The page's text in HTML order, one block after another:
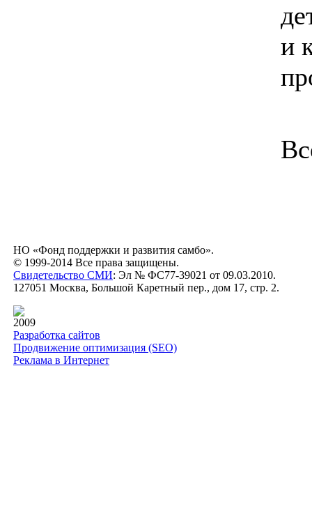
и
НО «Фонд поддержки и развития самбо».
© 1999-2014 Все права защищены.
Свидетельство СМИ: Эл № ФС77-39021 от 09.03.2010.
127051 Москва, Большой Каретный пер., дом 17, стр. 2.
2009
Разработка сайтов
Продвижение оптимизация (SEO)
Реклама в Интернет